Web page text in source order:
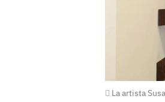
La artista